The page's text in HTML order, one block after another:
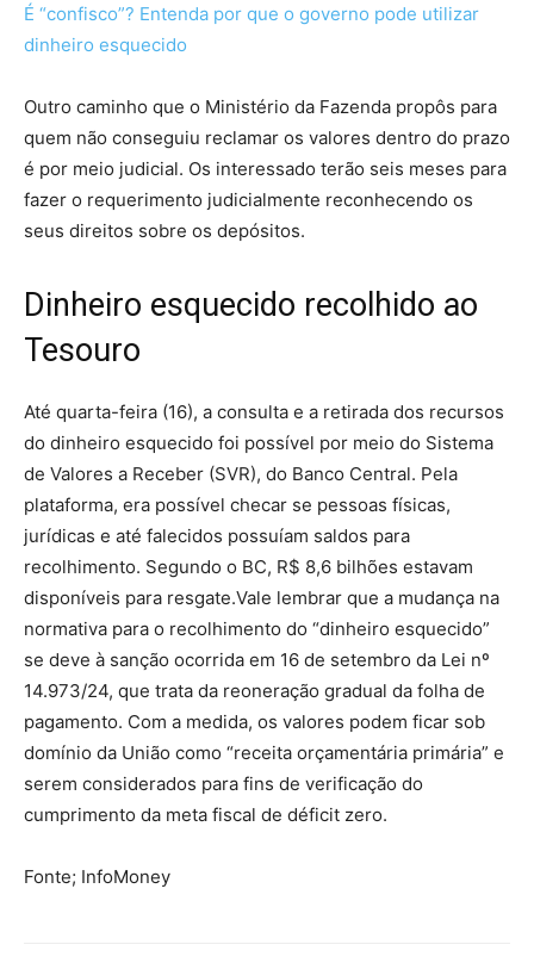
É “confisco”? Entenda por que o governo pode utilizar
dinheiro esquecido
Outro caminho que o Ministério da Fazenda propôs para
quem não conseguiu reclamar os valores dentro do prazo
é por meio judicial. Os interessado terão seis meses para
fazer o requerimento judicialmente reconhecendo os
seus direitos sobre os depósitos.
Dinheiro esquecido recolhido ao
Tesouro
Até quarta-feira (16), a consulta e a retirada dos recursos
do dinheiro esquecido foi possível por meio do Sistema
de Valores a Receber (SVR), do Banco Central. Pela
plataforma, era possível checar se pessoas físicas,
jurídicas e até falecidos possuíam saldos para
recolhimento. Segundo o BC, R$ 8,6 bilhões estavam
disponíveis para resgate.Vale lembrar que a mudança na
normativa para o recolhimento do “dinheiro esquecido”
se deve à sanção ocorrida em 16 de setembro da Lei nº
14.973/24, que trata da reoneração gradual da folha de
pagamento. Com a medida, os valores podem ficar sob
domínio da União como “receita orçamentária primária” e
serem considerados para fins de verificação do
cumprimento da meta fiscal de déficit zero.
Fonte; InfoMoney